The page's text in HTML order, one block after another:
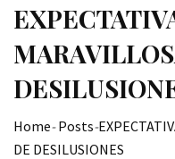
Home-Posts-
DE DESILUSIONES